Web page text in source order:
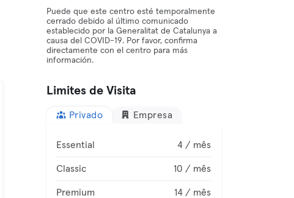
Puede que este centro esté temporalmente
cerrado debido al último comunicado
establecido por la Generalitat de Catalunya a
causa del COVID-19. Por favor, confirma
directamente con el centro para más
información.
Limites de Visita
Privado Empresa
Essential 4 / mês
Classic 10 / mês
Premium 14 / mês